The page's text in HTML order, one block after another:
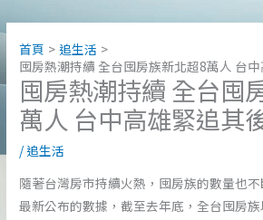
首頁
追生活
囤房熱潮持續 全台囤房族新北超8萬人 台
囤房熱潮持續 全台囤
萬人 台中高雄緊追其
/追生活
隨著台灣房市持續火熱，囤房族的數量也
最新公布的數據，截至去年底，全台囤房族